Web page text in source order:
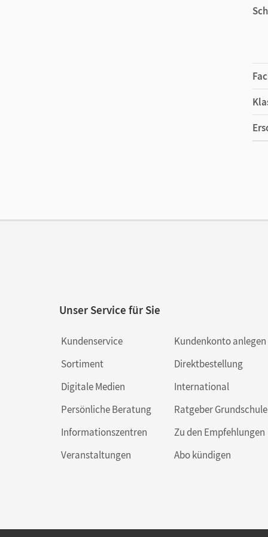
Unser Service für Sie
Kundenservice
Sortiment
Digitale Medien
Persönliche Beratung
Informationszentren
Veranstaltungen
Kundenkonto anlegen
Direktbestellung
International
Ratgeber Grundschule
Zu den Empfehlungen
Abo kündigen